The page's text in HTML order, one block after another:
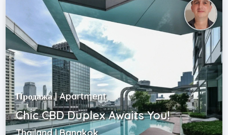
Продажа | Apartment
Chic CBD Duplex Awaits You!
Thailand | Bangkok